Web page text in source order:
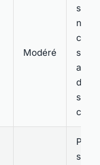
Modéré
son
avec
sa